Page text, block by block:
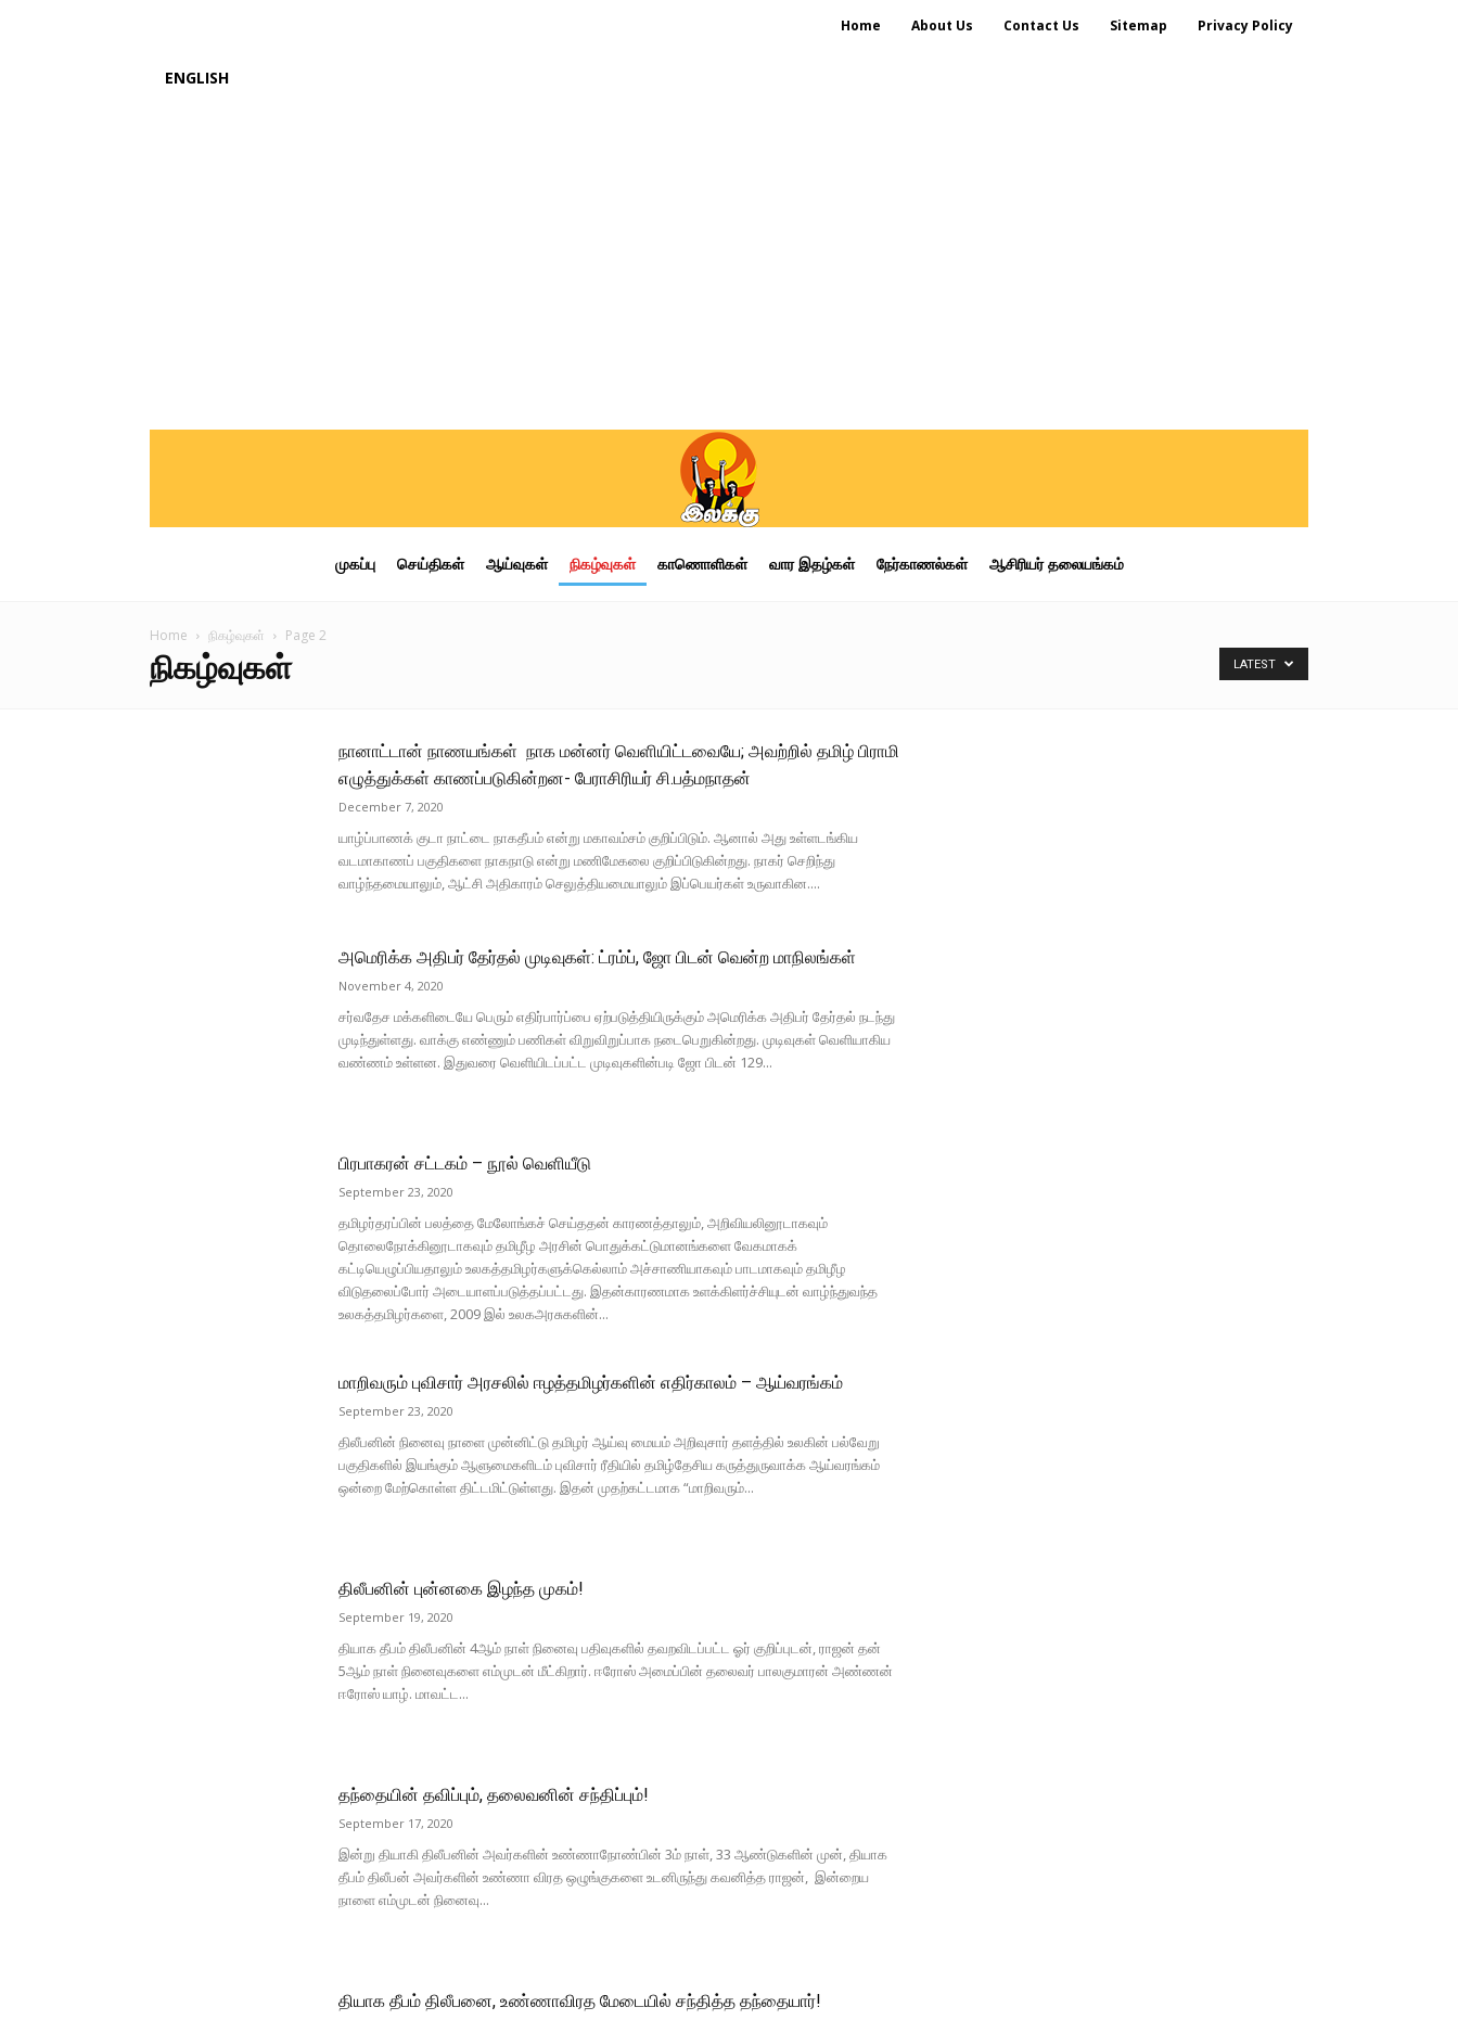
Home About Us Contact Us Sitemap Privacy Policy
ENGLISH
முகப்பு செய்திகள் ஆய்வுகள் நிகழ்வுகள் காணொளிகள் வார இதழ்கள் நேர்காணல்கள் ஆசிரியர் தலையங்கம்
Home நிகழ்வுகள் Page 2
நிகழ்வுகள் LATEST
நானாட்டான் நாணயங்கள் நாக மன்னர் வெளியிட்டவையே; அவற்றில் தமிழ் பிராமி
எழுத்துக்கள் காணப்படுகின்றன- பேராசிரியர் சி.பத்மநாதன்
December 7, 2020
யாழ்ப்பாணக் குடா நாட்டை நாகதீபம் என்று மகாவம்சம் குறிப்பிடும். ஆனால் அது உள்ளடங்கிய
வடமாகாணப் பகுதிகளை நாகநாடு என்று மணிமேகலை குறிப்பிடுகின்றது. நாகர் செறிந்து
வாழ்ந்தமையாலும், ஆட்சி அதிகாரம் செலுத்தியமையாலும் இப்பெயர்கள் உருவாகின....
அமெரிக்க அதிபர் தேர்தல் முடிவுகள்: ட்ரம்ப், ஜோ பிடன் வென்ற மாநிலங்கள்
November 4, 2020
சர்வதேச மக்களிடையே பெரும் எதிர்பார்ப்பை ஏற்படுத்தியிருக்கும் அமெரிக்க அதிபர் தேர்தல் நடந்து
முடிந்துள்ளது. வாக்கு எண்ணும் பணிகள் விறுவிறுப்பாக நடைபெறுகின்றது. முடிவுகள் வெளியாகிய
வண்ணம் உள்ளன. இதுவரை வெளியிடப்பட்ட முடிவுகளின்படி ஜோ பிடன் 129...
பிரபாகரன் சட்டகம் – நூல் வெளியீடு
September 23, 2020
தமிழர்தரப்பின் பலத்தை மேலோங்கச் செய்ததன் காரணத்தாலும், அறிவியலினூடாகவும்
தொலைநோக்கினூடாகவும் தமிழீழ அரசின் பொதுக்கட்டுமானங்களை வேகமாகக்
கட்டியெழுப்பியதாலும் உலகத்தமிழர்களுக்கெல்லாம் அச்சாணியாகவும் பாடமாகவும் தமிழீழ
விடுதலைப்போர் அடையாளப்படுத்தப்பட்டது. இதன்காரணமாக உளக்கிளர்ச்சியுடன் வாழ்ந்துவந்த
உலகத்தமிழர்களை, 2009 இல் உலகஅரசுகளின்...
மாறிவரும் புவிசார் அரசலில் ஈழத்தமிழர்களின் எதிர்காலம் – ஆய்வரங்கம்
September 23, 2020
திலீபனின் நினைவு நாளை முன்னிட்டு தமிழர் ஆய்வு மையம் அறிவுசார் தளத்தில் உலகின் பல்வேறு
பகுதிகளில் இயங்கும் ஆளுமைகளிடம் புவிசார் ரீதியில் தமிழ்தேசிய கருத்துருவாக்க ஆய்வரங்கம்
ஒன்றை மேற்கொள்ள திட்டமிட்டுள்ளது. இதன் முதற்கட்டமாக “மாறிவரும்...
திலீபனின் புன்னகை இழந்த முகம்!
September 19, 2020
தியாக தீபம் திலீபனின் 4ஆம் நாள் நினைவு பதிவுகளில் தவறவிடப்பட்ட ஓர் குறிப்புடன், ராஜன் தன்
5ஆம் நாள் நினைவுகளை எம்முடன் மீட்கிறார். ஈரோஸ் அமைப்பின் தலைவர் பாலகுமாரன் அண்ணன்
ஈரோஸ் யாழ். மாவட்ட...
தந்தையின் தவிப்பும், தலைவனின் சந்திப்பும்!
September 17, 2020
இன்று தியாகி திலீபனின் அவர்களின் உண்ணாநோண்பின் 3ம் நாள், 33 ஆண்டுகளின் முன், தியாக
தீபம் திலீபன் அவர்களின் உண்ணா விரத ஒழுங்குகளை உடனிருந்து கவனித்த ராஜன், இன்றைய
நாளை எம்முடன் நினைவு...
தியாக தீபம் திலீபனை, உண்ணாவிரத மேடையில் சந்தித்த தந்தையார்!